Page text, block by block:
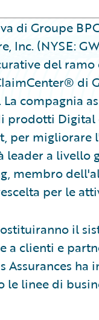
di Groupe
Inc. (NYSE:
del
di
compagnia
prodotti Digital
per
leader a livello
membro
per le
il
a clienti e
ha
linee di